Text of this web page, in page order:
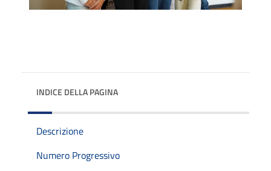
INDICE DELLA PAGINA
Descrizione
Numero Progressivo